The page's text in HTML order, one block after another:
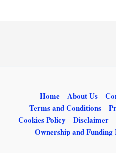
Home About Us
Terms and Conditions
Cookies Policy
Disclaimer
Ownership and